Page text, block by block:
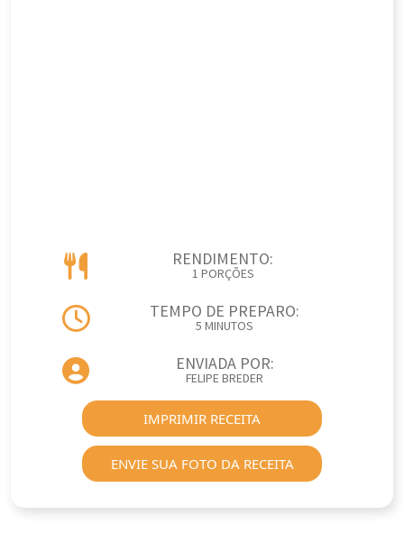
RENDIMENTO:
1 PORÇÕES
TEMPO DE PREPARO:
5 MINUTOS
ENVIADA POR:
FELIPE BREDER
IMPRIMIR RECEITA
ENVIE SUA FOTO DA RECEITA